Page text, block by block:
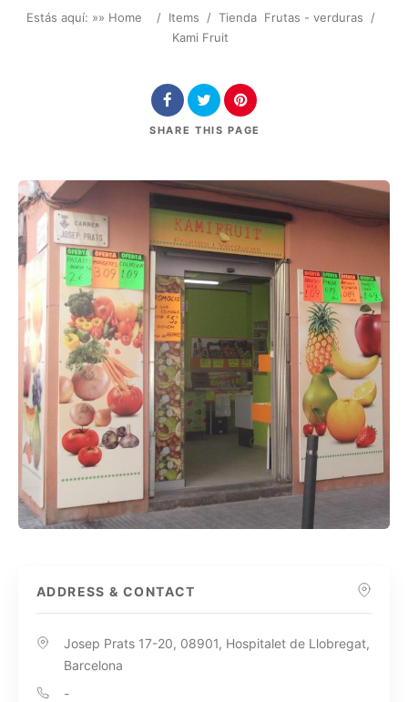
Estás aquí: »» Home / Items / Tienda Frutas - verduras
/
Kami Fruit
SHARE THIS PAGE
ADDRESS & CONTACT
Josep Prats 17-20, 08901, Hospitalet de Llobregat,
Barcelona
-